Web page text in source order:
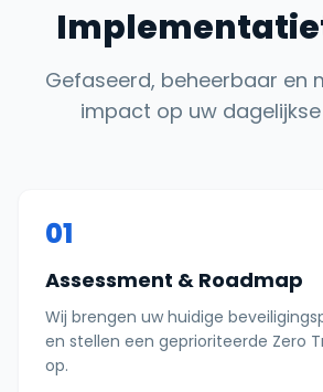
Gefaseerd, beheerbaar en
impact op uw
01
Assessment & Roadmap
Wij brengen uw huidige
en stellen een geprioriteerde Zero
op.